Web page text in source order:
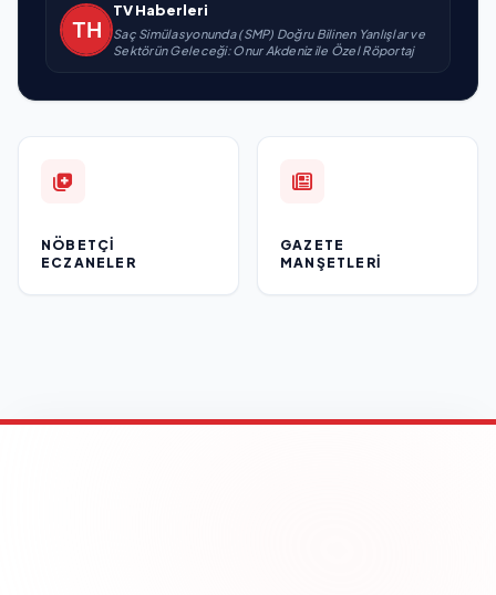
TV Haberleri
Saç Simülasyonunda (SMP) Doğru Bilinen Yanlışlar ve
Sektörün Geleceği: Onur Akdeniz ile Özel Röportaj
NÖBETÇI
ECZANELER
GAZETE
MANŞETLERI